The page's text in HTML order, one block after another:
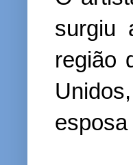
surgiu
região